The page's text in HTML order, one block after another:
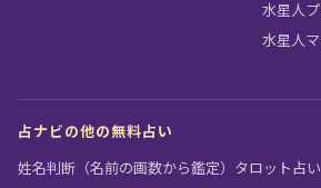
水星人
水星人
占ナビの他の無料占い
姓名判断（名前の画数から鑑定） タロット占い